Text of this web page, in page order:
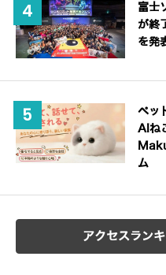
富士
が終
を発
ペッ
AIね
ム
アクセスラン